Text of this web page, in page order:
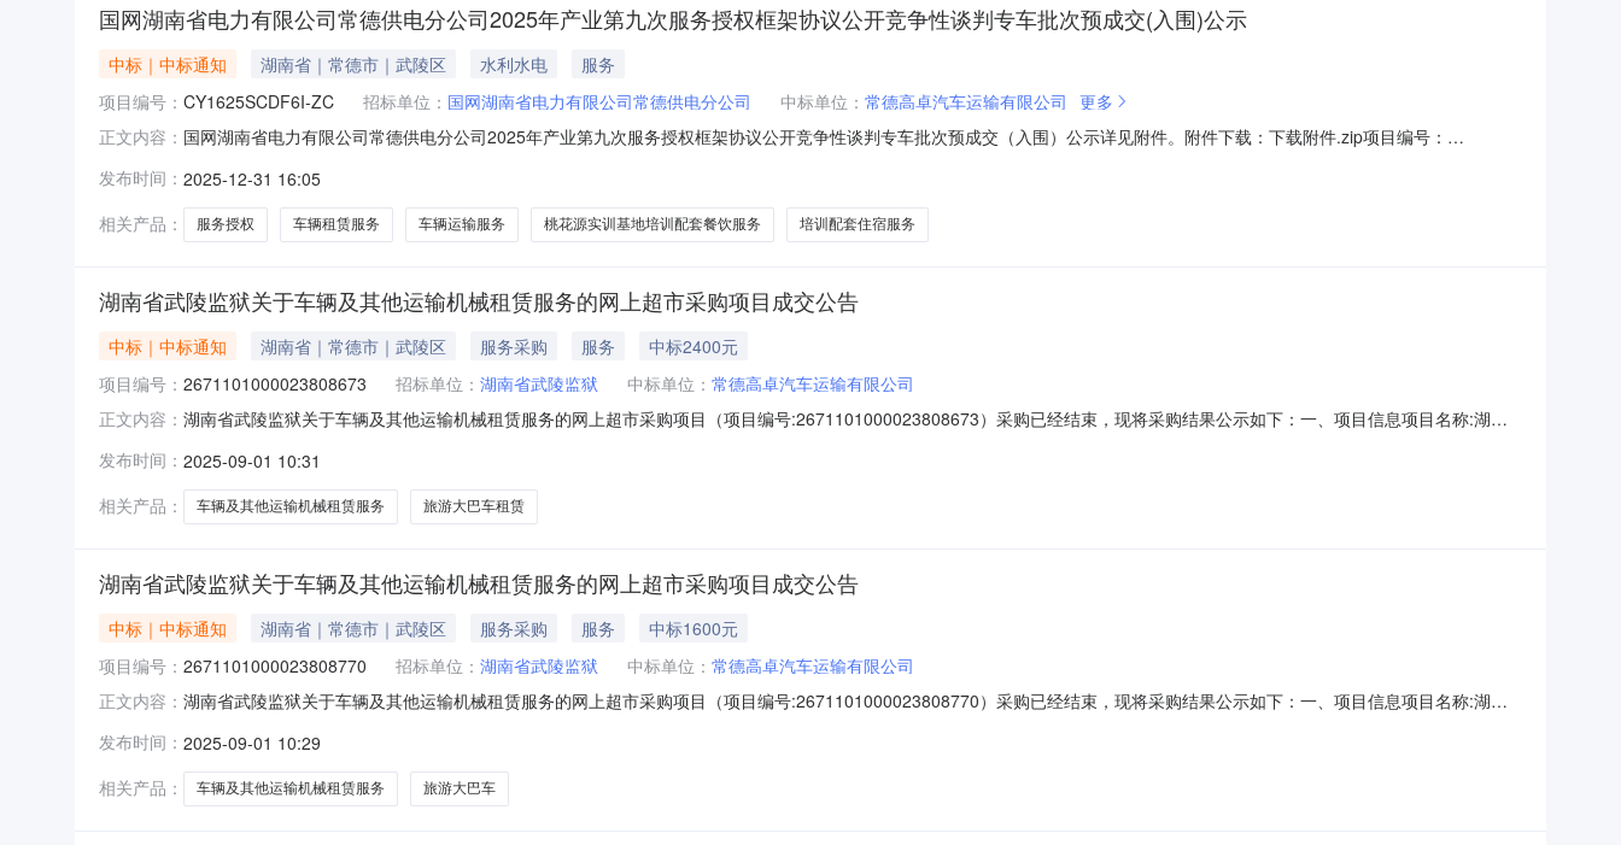
国网湖南省电力有限公司常德供电分公司2025年产业第九次服务授权框架协议公开竞争性谈判专车批次预成交(入围)公示
中标｜中标通知 湖南省｜常德市｜武陵区 水利水电
服务
项目编号： CY1625SCDF6I-ZC 招标单位： 国网湖南省电力有限公司常德供电分公司 中标单位： 常德高卓汽车运输有限公司 更多
正文内容： 国网湖南省电力有限公司常德供电分公司2025年产业第九次服务授权框架协议公开竞争性谈判专车批次预成交（入围）公示详见附件。附件下载：下载附件.zip项目编号：
发布时间： 2025-12-31 16:05
相关产品：
服务授权 车辆租赁服务 车辆运输服务 桃花源实训基地培训配套餐饮服务 培训配套住宿服务
湖南省武陵监狱关于车辆及其他运输机械租赁服务的网上超市采购项目成交公告
中标｜中标通知 湖南省｜常德市｜武陵区 服务采购 服务
中标2400元
项目编号： 2671101000023808673 招标单位： 湖南省武陵监狱 中标单位： 常德高卓汽车运输有限公司
正文内容： 湖南省武陵监狱关于车辆及其他运输机械租赁服务的网上超市采购项目（项目编号:2671101000023808673）采购已经结束，现将采购结果公示如下：一、项目信息项目名称:湖南
编码:439900项目所在行政区划名称:湖南省本级报价起止时间:-二、采购单位信息采购单位名称:湖南省武陵监狱采购单位地址:常德市石板滩镇狮子山村邓塝路采购
发布时间： 2025-09-01 10:31
相关产品：
车辆及其他运输机械租赁服务 旅游大巴车租赁
湖南省武陵监狱关于车辆及其他运输机械租赁服务的网上超市采购项目成交公告
中标｜中标通知 湖南省｜常德市｜武陵区 服务采购 服务
中标1600元
项目编号： 2671101000023808770 招标单位： 湖南省武陵监狱 中标单位： 常德高卓汽车运输有限公司
正文内容： 湖南省武陵监狱关于车辆及其他运输机械租赁服务的网上超市采购项目（项目编号:2671101000023808770）采购已经结束，现将采购结果公示如下：一、项目信息项目名称:湖南
编码:439900项目所在行政区划名称:湖南省本级报价起止时间:-二、采购单位信息采购单位名称:湖南省武陵监狱采购单位地址:常德市石板滩镇狮子山村邓塝路采购
发布时间： 2025-09-01 10:29
相关产品：
车辆及其他运输机械租赁服务 旅游大巴车